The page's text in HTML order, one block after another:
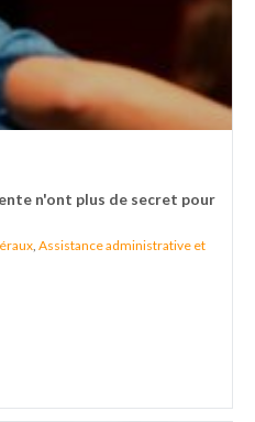
n'ont plus de secret pour
, Assistance administrative et